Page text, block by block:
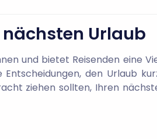
Urlaub
und bietet Reisenden eine
den Urlaub
ziehen sollten, Ihren